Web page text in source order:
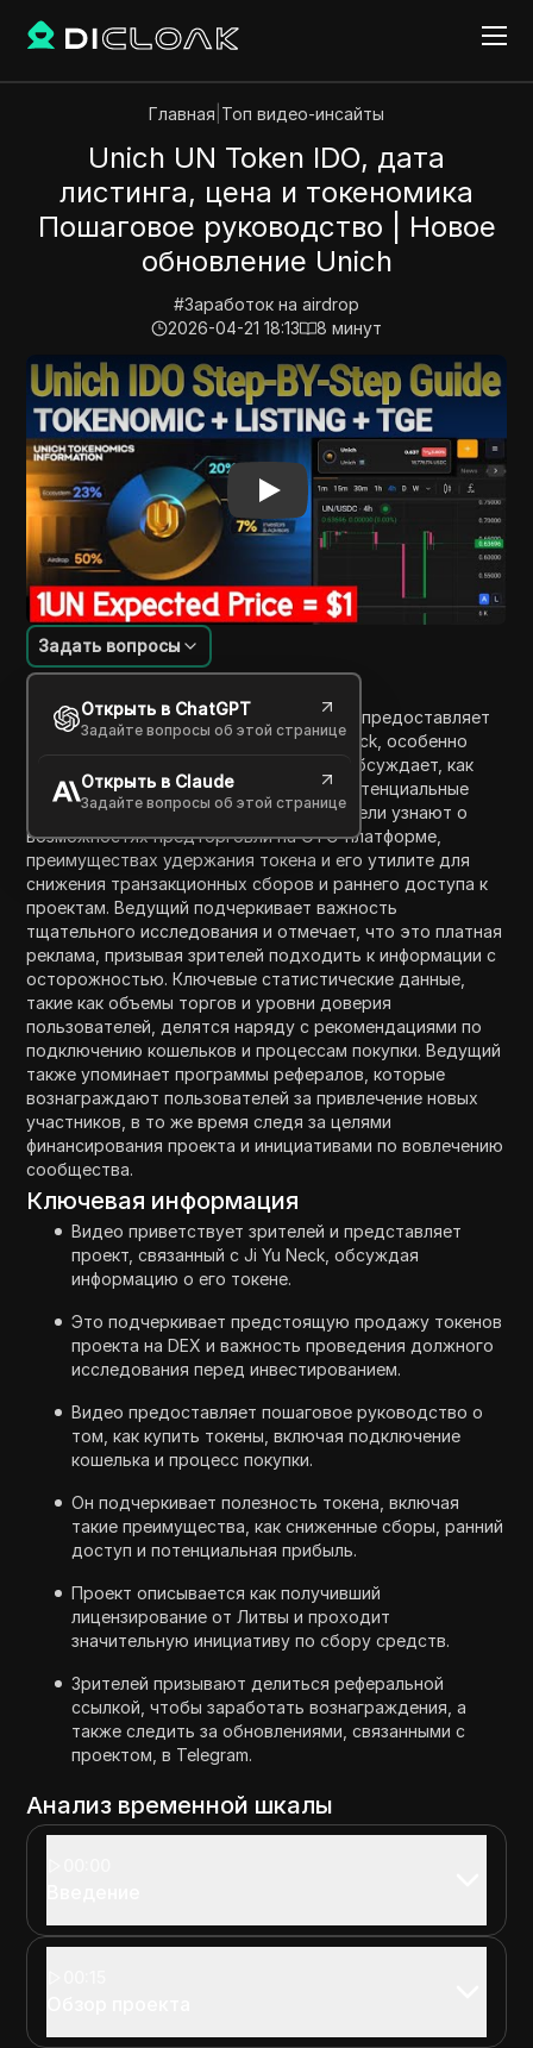
Главная Топ видео-инсайты
Unich UN Token IDO, дата
листинга, цена и токеномика
Пошаговое руководство | Новое
обновление Unich
#Заработок на airdrop
2026-04-21 18:13
8 минут
Play Video:Unich UN Token IDO, дата листинга,
Введение в содержание
Задать вопросы
Открыть в ChatGPT
Задайте вопросы об этой странице
Открыть в Claude
Задайте вопросы об этой странице
В этом информативном видео ведущий предоставляет
исчерпывающий обзор проекта Ji Yu Neck, особенно
фокусируясь на его токене UN. Видео обсуждает, как
купить токен, его цены при листинге, потенциальные
прибыли и детальную токеномику. Зрители узнают о
возможностях предторговли на OTC-платформе,
преимуществах удержания токена и его утилите для
снижения транзакционных сборов и раннего доступа к
проектам. Ведущий подчеркивает важность
тщательного исследования и отмечает, что это платная
реклама, призывая зрителей подходить к информации с
осторожностью. Ключевые статистические данные,
такие как объемы торгов и уровни доверия
пользователей, делятся наряду с рекомендациями по
подключению кошельков и процессам покупки. Ведущий
также упоминает программы рефералов, которые
вознаграждают пользователей за привлечение новых
участников, в то же время следя за целями
финансирования проекта и инициативами по вовлечению
сообщества.
Ключевая информация
Видео приветствует зрителей и представляет
проект, связанный с Ji Yu Neck, обсуждая
информацию о его токене.
Это подчеркивает предстоящую продажу токенов
проекта на DEX и важность проведения должного
исследования перед инвестированием.
Видео предоставляет пошаговое руководство о
том, как купить токены, включая подключение
кошелька и процесс покупки.
Он подчеркивает полезность токена, включая
такие преимущества, как сниженные сборы, ранний
доступ и потенциальная прибыль.
Проект описывается как получивший
лицензирование от Литвы и проходит
значительную инициативу по сбору средств.
Зрителей призывают делиться реферальной
ссылкой, чтобы заработать вознаграждения, а
также следить за обновлениями, связанными с
проектом, в Telegram.
Анализ временной шкалы